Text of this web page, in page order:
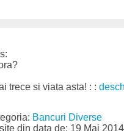
trece si viata asta! : :
Bancuri Diverse
din data de: 19 Mai 2014